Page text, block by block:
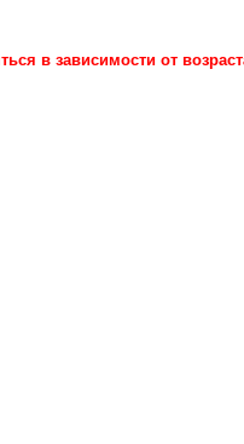
в зависимости от